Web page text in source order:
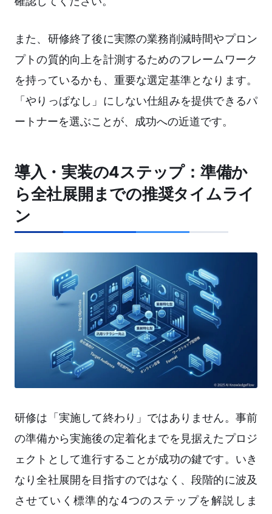
また、研修終了後に実際の業務削減時間やプロン
プトの質的向上を計測するためのフレームワーク
を持っているかも、重要な選定基準となります。
「やりっぱなし」にしない仕組みを提供できるパ
ートナーを選ぶことが、成功への近道です。
導入・実装の4ステップ：準備か
ら全社展開までの推奨タイムライ
ン
研修は「実施して終わり」ではありません。事前
の準備から実施後の定着化までを見据えたプロジ
ェクトとして進行することが成功の鍵です。いき
なり全社展開を目指すのではなく、段階的に波及
させていく標準的な4つのステップを解説しま